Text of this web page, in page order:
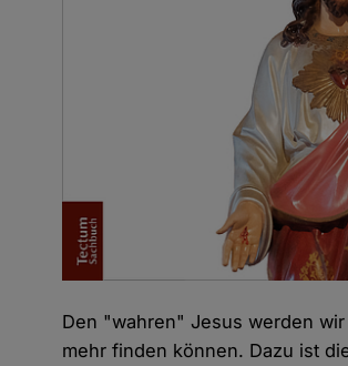
Den "wahren" Jesus werden
mehr finden können. Dazu ist